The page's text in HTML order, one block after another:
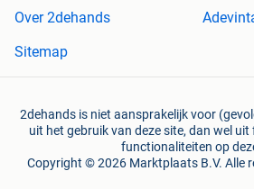
Over 2dehands
Sitemap
2dehands is niet aansprakelijk voor
uit het gebruik van deze site, dan wel
functionaliteiten op
Copyright © 2026 Marktplaats B.V. Alle